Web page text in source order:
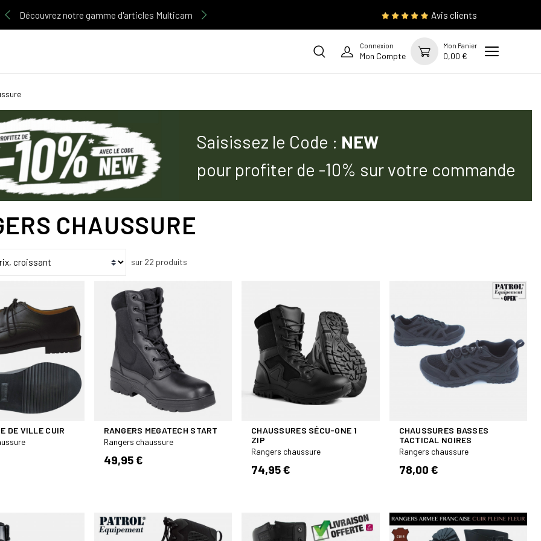
Découvrez notre gamme d'articles Multicam Avis clients
Connexion
Mon Compte
Mon Panier
0,00 €
Saisissez le Code : NEW
pour profiter de -10% sur votre commande
CHAUSSURE
sur 22 produits
DE VILLE CUIR
RANGERS MEGATECH START
Rangers chaussure
49,95 €
CHAUSSURES SÉCU-ONE 1
ZIP
Rangers chaussure
74,95 €
CHAUSSURES BASSES
TACTICAL NOIRES
Rangers chaussure
78,00 €